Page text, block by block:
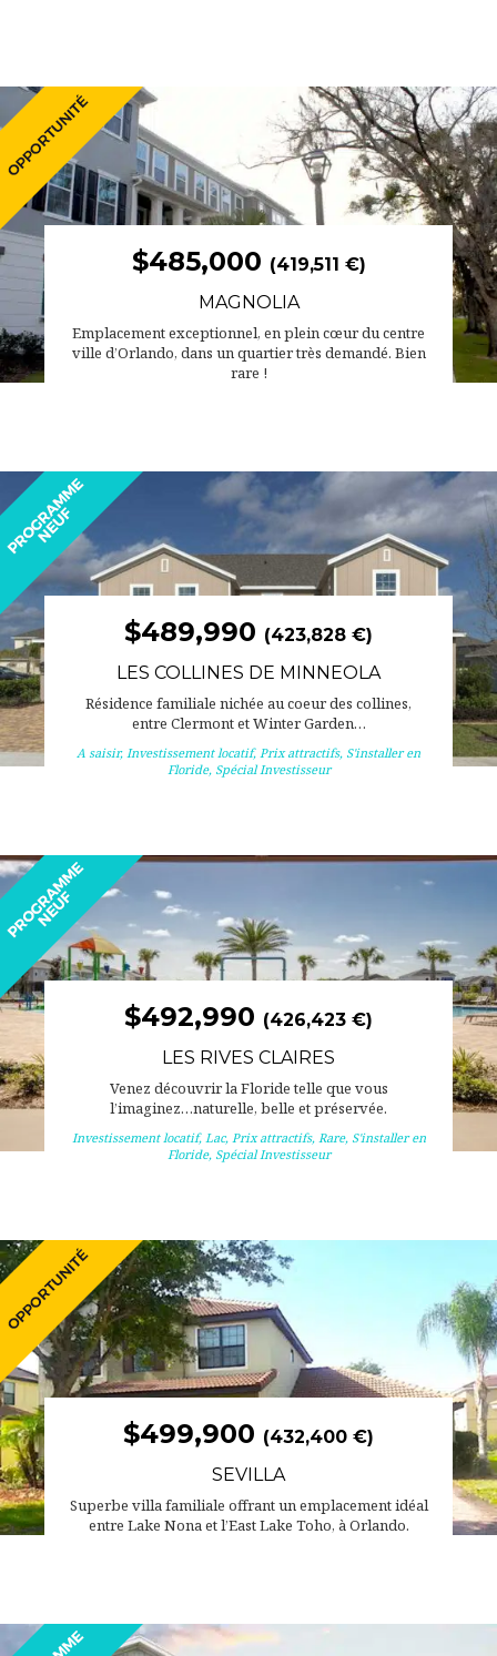
$485,000 (419,511 €)
MAGNOLIA
Emplacement exceptionnel, en plein cœur du centre
ville d’Orlando, dans un quartier très demandé. Bien
rare !
$489,990 (423,828 €)
LES COLLINES DE MINNEOLA
Résidence familiale nichée au coeur des collines,
entre Clermont et Winter Garden…
A saisir, Investissement locatif, Prix attractifs, S'installer en
Floride, Spécial Investisseur
$492,990 (426,423 €)
LES RIVES CLAIRES
Venez découvrir la Floride telle que vous
l’imaginez…naturelle, belle et préservée.
Investissement locatif, Lac, Prix attractifs, Rare, S'installer en
Floride, Spécial Investisseur
$499,900 (432,400 €)
SEVILLA
Superbe villa familiale offrant un emplacement idéal
entre Lake Nona et l’East Lake Toho, à Orlando.